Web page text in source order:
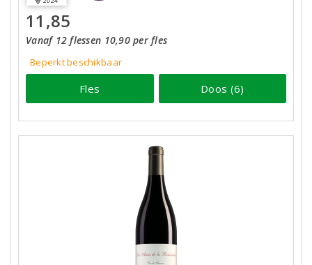
11,85
Vanaf 12 flessen 10,90 per fles
Beperkt beschikbaar
Fles Doos (6)